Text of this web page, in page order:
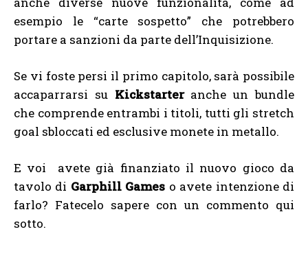
esempio le “carte sospetto” che potrebbero
portare a sanzioni da parte dell’Inquisizione.
Se vi foste persi il primo capitolo, sarà possibile
accaparrarsi su Kickstarter anche un bundle
che comprende entrambi i titoli, tutti gli stretch
goal sbloccati ed esclusive monete in metallo.
E voi avete già finanziato il nuovo gioco da
tavolo di Garphill Games o avete intenzione di
farlo? Fatecelo sapere con un commento qui
sotto.